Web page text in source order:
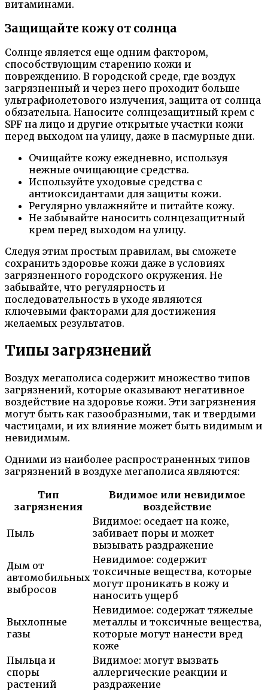
витаминами.
Защищайте кожу от солнца
Солнце является еще одним фактором,
способствующим старению кожи и
повреждению. В городской среде, где воздух
загрязненный и через него проходит больше
ультрафиолетового излучения, защита от солнца
обязательна. Наносите солнцезащитный крем с
SPF на лицо и другие открытые участки кожи
перед выходом на улицу, даже в пасмурные дни.
Очищайте кожу ежедневно, используя
нежные очищающие средства.
Используйте уходовые средства с
антиоксидантами для защиты кожи.
Регулярно увлажняйте и питайте кожу.
Не забывайте наносить солнцезащитный
крем перед выходом на улицу.
Следуя этим простым правилам, вы сможете
сохранить здоровье кожи даже в условиях
загрязненного городского окружения. Не
забывайте, что регулярность и
последовательность в уходе являются
ключевыми факторами для достижения
желаемых результатов.
Типы загрязнений
Воздух мегаполиса содержит множество типов
загрязнений, которые оказывают негативное
воздействие на здоровье кожи. Эти загрязнения
могут быть как газообразными, так и твердыми
частицами, и их влияние может быть видимым и
невидимым.
Одними из наиболее распространенных типов
загрязнений в воздухе мегаполиса являются:
Тип
загрязнения
Видимое или невидимое
воздействие
Пыль
Видимое: оседает на коже,
забивает поры и может
вызывать раздражение
Дым от
автомобильных
выбросов
Невидимое: содержит
токсичные вещества, которые
могут проникать в кожу и
наносить ущерб
Выхлопные
газы
Невидимое: содержат тяжелые
металлы и токсичные вещества,
которые могут нанести вред
коже
Пыльца и
споры
растений
Видимое: могут вызвать
аллергические реакции и
раздражение